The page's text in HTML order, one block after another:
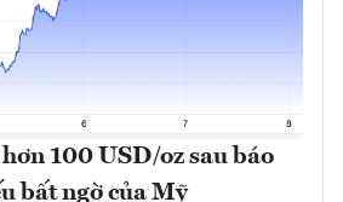
100 USD/oz sau báo
bất ngờ của Mỹ